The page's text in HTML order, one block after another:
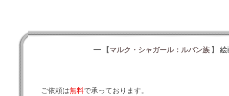
━ 【マルク・シャガール：ルバン族 】
ご依頼は無料で承っております。